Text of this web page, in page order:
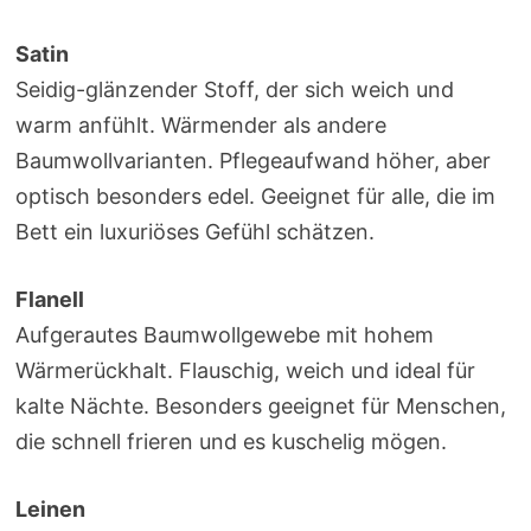
Satin
Seidig-glänzender Stoff, der sich weich und
warm anfühlt. Wärmender als andere
Baumwollvarianten. Pflegeaufwand höher, aber
optisch besonders edel. Geeignet für alle, die im
Bett ein luxuriöses Gefühl schätzen.
Flanell
Aufgerautes Baumwollgewebe mit hohem
Wärmerückhalt. Flauschig, weich und ideal für
kalte Nächte. Besonders geeignet für Menschen,
die schnell frieren und es kuschelig mögen.
Leinen